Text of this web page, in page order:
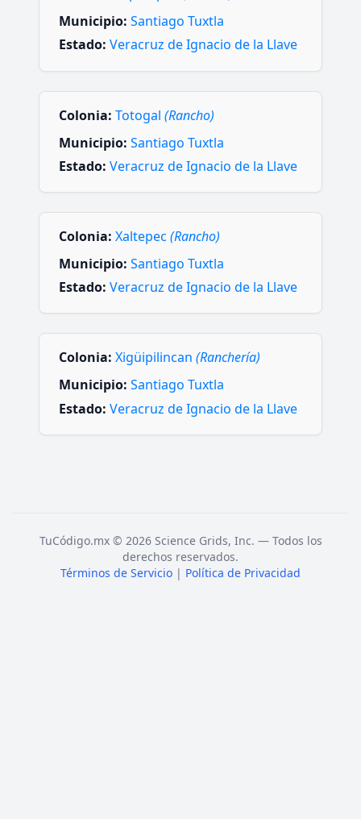
Municipio: Santiago Tuxtla
Estado: Veracruz de Ignacio de la Llave
Colonia: Totogal (Rancho)
Municipio: Santiago Tuxtla
Estado: Veracruz de Ignacio de la Llave
Colonia: Xaltepec (Rancho)
Municipio: Santiago Tuxtla
Estado: Veracruz de Ignacio de la Llave
Colonia: Xigüipilincan (Ranchería)
Municipio: Santiago Tuxtla
Estado: Veracruz de Ignacio de la Llave
TuCódigo.mx © 2026 Science Grids, Inc. — Todos los
derechos reservados.
Términos de Servicio | Política de Privacidad